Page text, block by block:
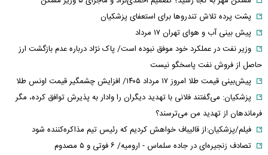
پشت پرده تلاش تندروها برای استعفای پزشکیان
پیش بینی آب و هوای تهران ۱۷ مرداد
وزیر نفت در عملکرد خود موفق نبوده است/ پاک نژاد درباره عدم بازگشت ارز
حاصل از فروش نفت پاسخگو نیست
پیش‌بینی قیمت طلا امروز ۱۷ مرداد ۱۴۰۵/ افزایش چشمگیر قیمت اونس طلا
پزشکیان: می‌گفتند فلانی با تهدید دیگران را وادار به پذیرش توافق کرده، مگر
فرماندهان از تهدید من می‌ترسند؟
فیلم/پزشکیان:از قالیباف خواهش کردیم که رئیس تیم مذاکره‌کننده شود
تصادف زنجیره‌ای در جاده سلماس - ارومیه/ ۶ فوتی و ۵ مصدوم